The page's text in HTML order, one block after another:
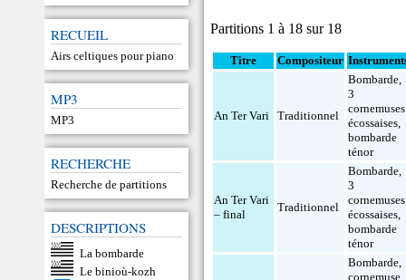
RECUEIL
Airs celtiques pour piano
MP3
MP3
RECHERCHE
Recherche de partitions
DESCRIPTIONS
La bombarde
Le binioù-kozh
Partitions 1 à 18 sur 18
Titre Compositeur
An Ter Vari Traditionnel
Bombarde,
3
cornemuses
écossaises,
bombarde
ténor
An Ter Vari
– final
Traditionnel
Bombarde,
3
cornemuses
écossaises,
bombarde
ténor
Bombarde,
cornemuse